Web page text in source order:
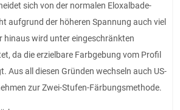
sich von der normalen Eloxalbade-
aufgrund der höheren Spannung auch viel
hinaus wird unter eingeschränkten
da die erzielbare Farbgebung vom Profil
Aus all diesen Gründen wechseln auch US-
zur Zwei-Stufen-Färbungsmethode.